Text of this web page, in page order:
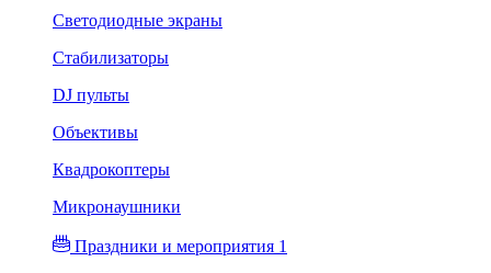
Светодиодные экраны
Стабилизаторы
DJ пульты
Объективы
Квадрокоптеры
Микронаушники
Праздники и мероприятия 1